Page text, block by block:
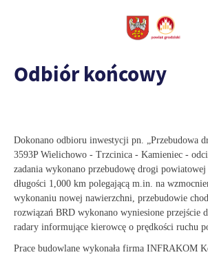
Odbiór końcowy
Dokonano odbioru inwestycji pn. „Przebudowa
3593P Wielichowo - Trzcinica - Kamieniec -
zadania wykonano przebudowę drogi
długości 1,000 km polegającą m.in. na
wykonaniu nowej nawierzchni, przebudowie
rozwiązań BRD wykonano wyniesione przejście
radary informujące kierowcę o prędkości ruchu
Prace budowlane wykonała firma INFRAKOM